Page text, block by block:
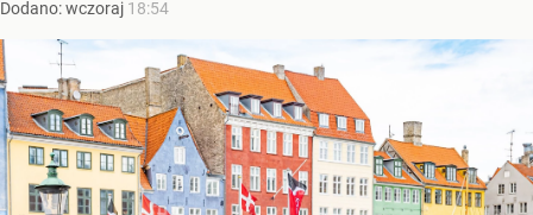
Dodano:wczoraj 18:54